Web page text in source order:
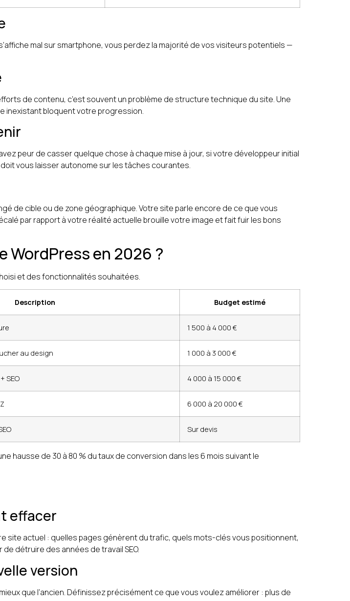
mal sur smartphone, vous perdez la majorité de vos visiteurs potentiels —
de contenu, c’est souvent un problème de structure technique du site. Une
inexistant bloquent votre progression.
peur de casser quelque chose à chaque mise à jour, si votre développeur initial
vous laisser autonome sur les tâches courantes.
de cible ou de zone géographique. Votre site parle encore de ce que vous
par rapport à votre réalité actuelle brouille votre image et fait fuir les bons
WordPress en 2026 ?
et des fonctionnalités souhaitées.
Description Budget estimé
1 500 à 4 000 €
au design 1 000 à 3 000 €
SEO 4 000 à 15 000 €
6 000 à 20 000 €
Sur devis
hausse de 30 à 80 % du taux de conversion dans les 6 mois suivant le
effacer
site actuel : quelles pages génèrent du trafic, quels mots-clés vous positionnent,
détruire des années de travail SEO.
version
que l’ancien. Définissez précisément ce que vous voulez améliorer : plus de